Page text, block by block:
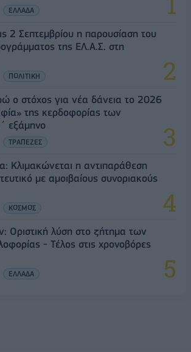
ΕΛΛΑΔΑ
2 Σεπτεμβρίου η παρουσίαση του
της ΕΛ.Α.Σ. στη
ΠΟΛΙΤΙΚΗ
ο στόχος για νέα δάνεια το 2026
της κερδοφορίας των
εξάμηνο
ΤΡΑΠΕΖΕΣ
Κλιμακώνεται η αντιπαράθεση
με αμοιβαίους συνοριακούς
ΚΟΣΜΟΣ
Οριστική λύση στο ζήτημα των
- Τέλος στις χρονοβόρες
ΕΛΛΑΔΑ